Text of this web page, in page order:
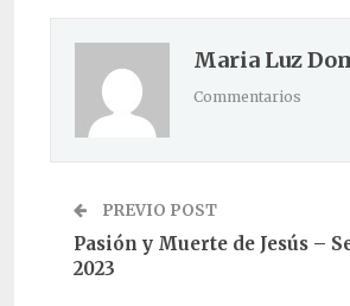
Maria Luz
Commentarios
PREVIO POST
Pasión y Muerte de Jesús –
2023